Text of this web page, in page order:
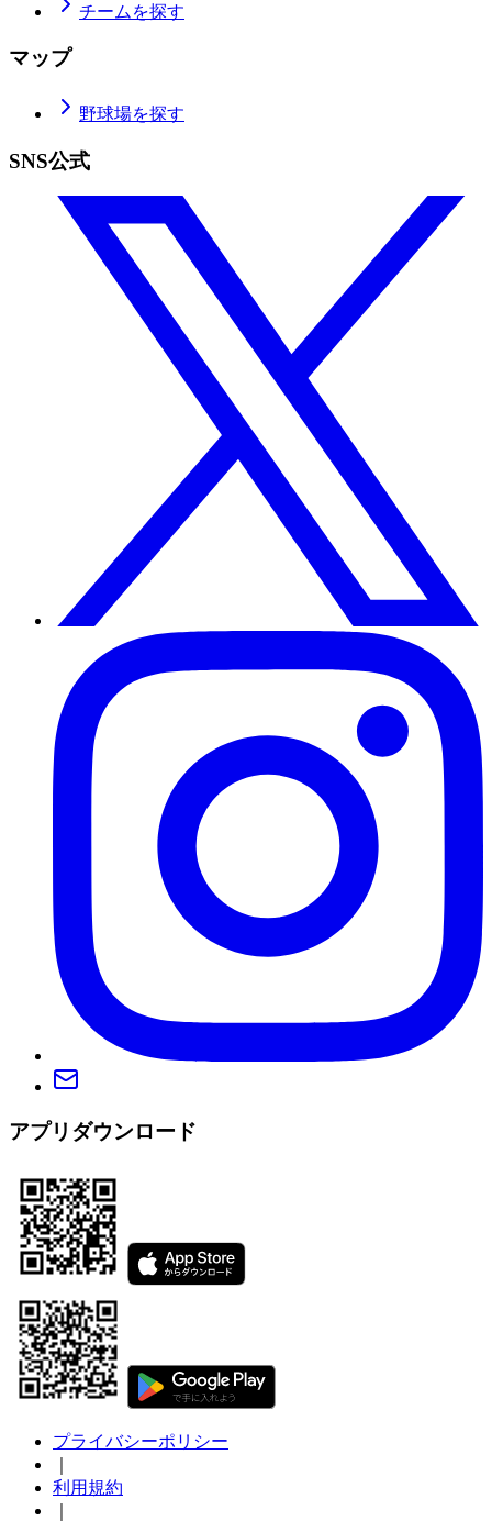
チームを探す
マップ
野球場を探す
SNS公式
アプリダウンロード
プライバシーポリシー
利用規約